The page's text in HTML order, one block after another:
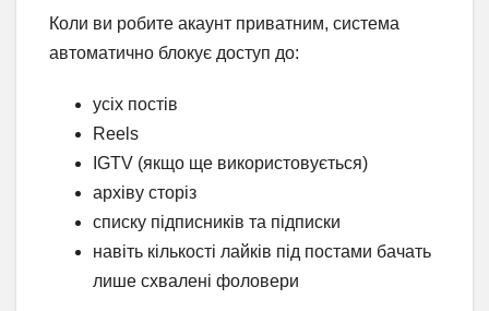
Коли ви робите акаунт приватним, система
автоматично блокує доступ до:
усіх постів
Reels
IGTV (якщо ще використовується)
архіву сторіз
списку підписників та підписки
навіть кількості лайків під постами бачать
лише схвалені фоловери